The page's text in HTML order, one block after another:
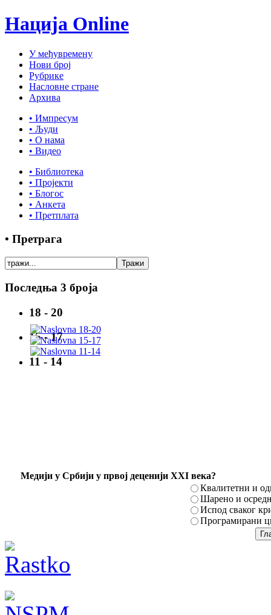
Нација Online
У међувремену
Нови број
Рубрике
Насловне стране
Архива
• Импресум
• Људи
• О нама
• Видео
• Библиотека
• Пројекти
• Блогос
• Анкета
• Претплата
• Претрага
Последња 3 броја
18 - 20
15 - 17
11 - 14
Mедији у Србији у првој деценији XXI века?
Квалитетни и
Шарено и
Испод сваког
Програмирани